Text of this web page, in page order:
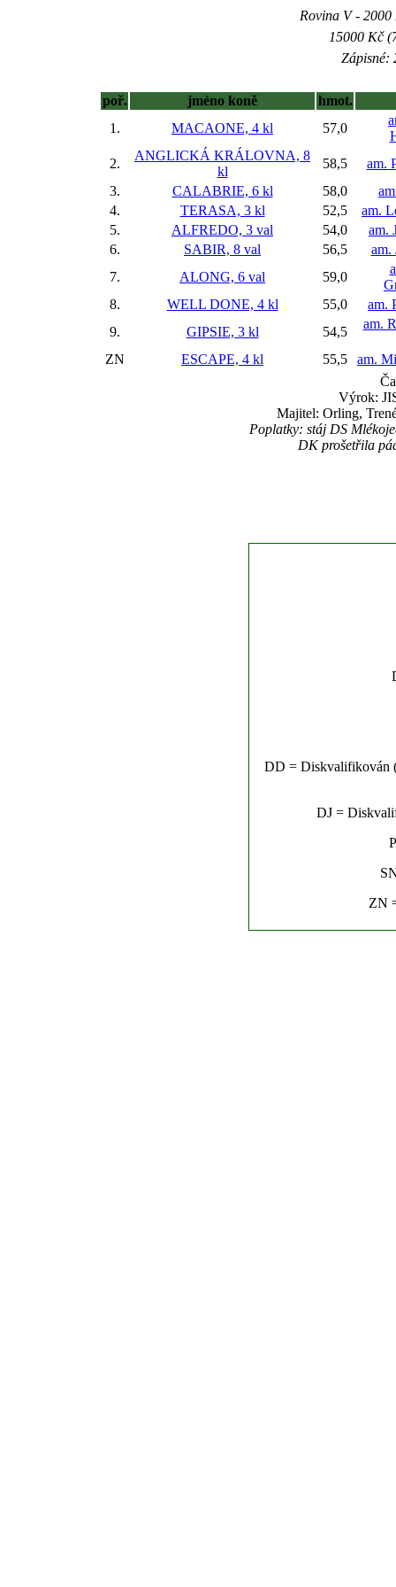
Rovina V - 2000
15000 Kč
Zápisné:
poř. jméno koně
hmot.
1.
MACAONE, 4 kl 57,0
2.
ANGLICKÁ KRÁLOVNA, 8
kl
58,5
am.
3.
CALABRIE, 6 kl 58,0
4.
TERASA, 3 kl 52,5
am.
5.
ALFREDO, 3 val 54,0
am.
6.
SABIR, 8 val 56,5
am.
7.
ALONG, 6 val 59,0
8.
WELL DONE, 4 kl 55,0
am.
9.
GIPSIE, 3 kl 54,5
am.
ZN ESCAPE, 4 kl 55,5
am.
Výrok:
Majitel: Orling,
Poplatky: stáj DS
DK prošetřila
DD = Diskvalifikován
DJ =
ZN